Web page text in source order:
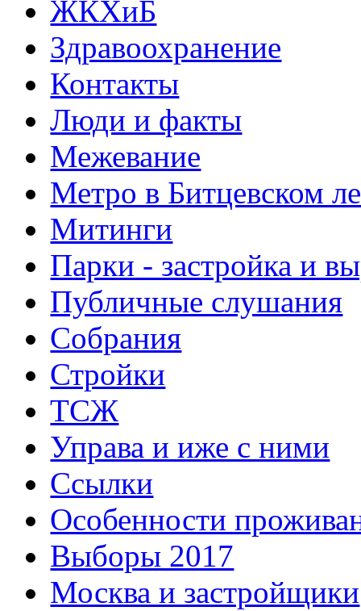
ЖКХиБ
Здравоохранение
Контакты
Люди и факты
Межевание
Метро в Битцевском
Митинги
Парки - застройка и
Публичные слушания
Собрания
Стройки
ТСЖ
Управа и иже с ними
Ссылки
Особенности
Выборы 2017
Москва и застройщики